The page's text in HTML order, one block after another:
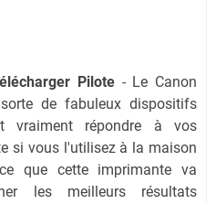
Pilote- Le Canon
de fabuleux dispositifs
vraiment répondre à vos
si vous l'utilisez à la maison
que cette imprimante va
les meilleurs résultats